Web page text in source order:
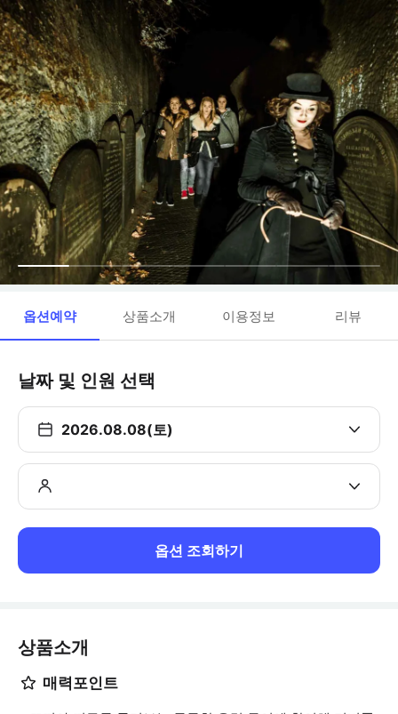
옵션예약 상품소개 이용정보 리뷰
날짜 및 인원 선택
2026.08.08(토)
옵션 조회하기
상품소개
매력포인트